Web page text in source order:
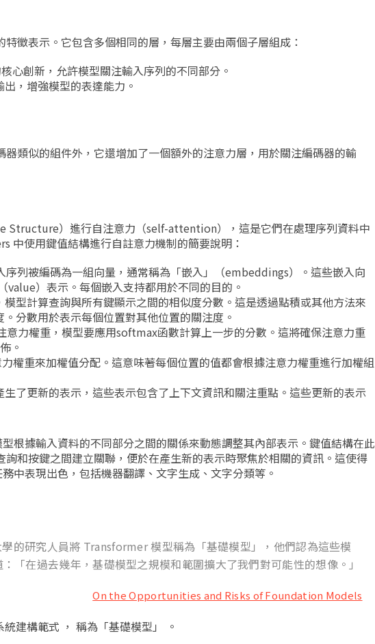
徵表示。它包含多個相同的層，每層主要由兩個子層組成：
心創新，允許模型關注輸入序列的不同部分。
，增強模型的表達能力。
類似的組件外，它還增加了一個額外的注意力層，用於關注編碼器的輸
Structure）進行自注意力（self-attention），這是它們在處理序列資料中
中使用鍵值結構進行自註意力機制的簡要說明：
列被編碼為一組向量，通常稱為「嵌入」（embeddings）。這些嵌入向
）表示。每個嵌入支持都用於不同的目的。
型計算查詢與所有鍵顯示之間的相似度分數。這是透過點積或其他方法來
分數用於表示每個位置對其他位置的關注度。
意力權重，模型要應用softmax函數計算上一步的分數。這將確保注意力重
。
權重來加權值分配。這意味著每個位置的值都會根據注意力權重進行加權組
了更新的表示，這些表示包含了上下文資訊和關注重點。這些更新的表示
根據輸入資料的不同部分之間的關係來動態調整其內部表示。鍵值結構在此
和按鍵之間建立關聯，便於在產生新的表示時聚焦於相關的資訊。這使得
中表現出色，包括機器翻譯、文字生成、文字分類等。
的研究人員將 Transformer 模型稱為「基礎模型」，他們認為這些模
「在過去幾年，基礎模型之規模和範圍擴大了我們對可能性的想像。」
On the Opportunities and Risks of Foundation Models
建構範式 ， 稱為「基礎模型」 。